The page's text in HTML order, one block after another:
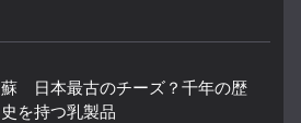
蘇 日本最古のチーズ？千年の歴
史を持つ乳製品